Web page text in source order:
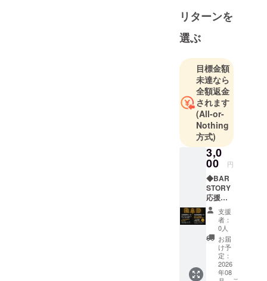
楽曲「漆黒
「かちゃく
「ほんで
ね〜んだっ
て」や、
LINEスタン
プ制作な
ど、
92PROJECT
として様々
な挑戦をし
てきまし
今回は「俺
は俺だか
ら。」を
テーマに、1
年間クリエ
イターとし
リターンを
選ぶ
目標金額
未達なら
全額返金
されます
(All-or-
Nothing
方式)
3,0
00 円
◆BAR
STORY
応援チ
ケット
（3,000
円） ご
利用方
法：チ
ケット
は店舗
「BAR
支援
者：
0人
お届
け予
定：
2026
年08